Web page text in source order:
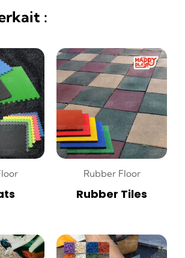
:
Rubber Floor
Rubber Tiles